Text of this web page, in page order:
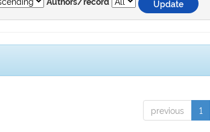
Authors/record
previous 1